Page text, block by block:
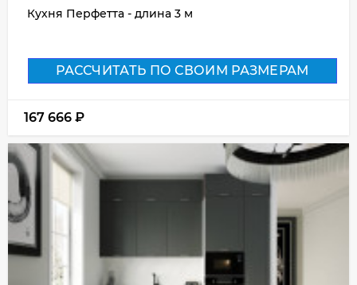
Кухня Перфетта - длина 3 м
РАССЧИТАТЬ ПО СВОИМ РАЗМЕРАМ
167 666 ₽